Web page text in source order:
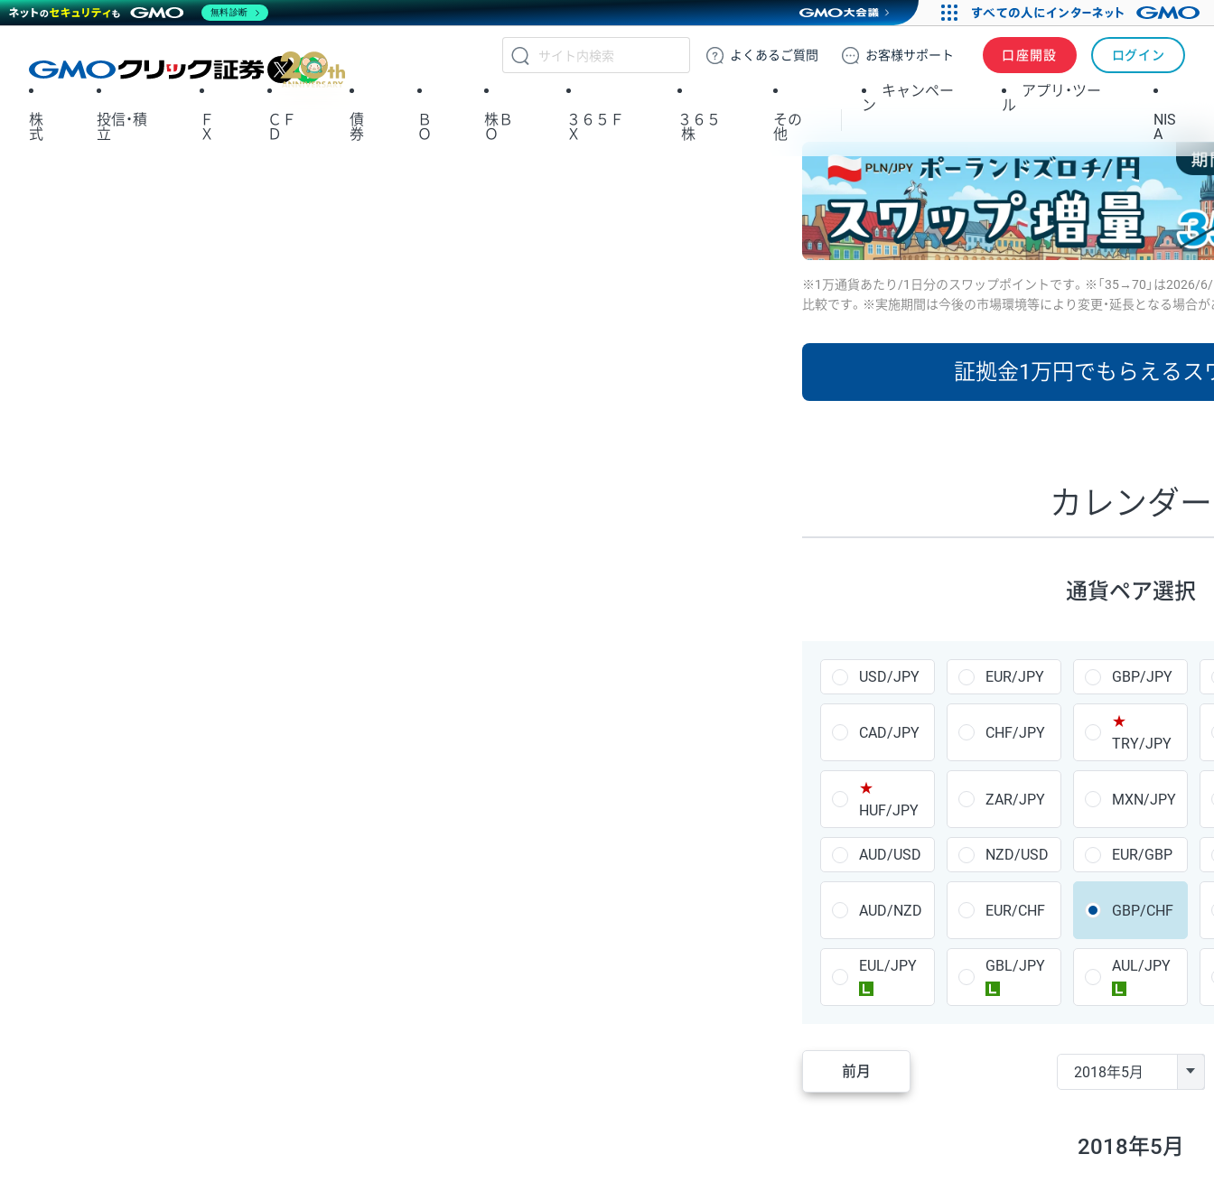
GMOクリック証券
よくある ご質問 お客様サポート 口座開設 ログイン
X
株
式
投信・積
立
Ｆ
Ｘ
ＣＦ
Ｄ
債
券
Ｂ
Ｏ
株Ｂ
Ｏ
３６５Ｆ
Ｘ
３６５
株
その
他
キャンペー
ン
アプリ・ツー
ル
NIS
A
※1万通貨あたり/1日分のスワップポイントです。※「35→70」は2026/6/
比較です。※実施期間は今後の市場環境等により変更・延長となる場合が
証拠金1万円でもらえるス
あたりの
ポイント
GBP/JPY 170円
AUD/JPY 106円
NZD/JPY 28円
CAD/JPY 38円
CHF/JPY 34円
PLN/JPY 35円
HUF/JPY 16円
ZAR/JPY 130円
MXN/JPY 140円
カレンダー
通貨ペア選択
USD/JPY EUR/JPY GBP/JPY
CAD/JPY CHF/JPY
★
TRY/JPY
★
HUF/JPY
ZAR/JPY MXN/JPY
AUD/USD NZD/USD EUR/GBP
AUD/NZD EUR/CHF GBP/CHF
EUL/JPY
GBL/JPY
AUL/JPY
前月
2018年5月
無料診断